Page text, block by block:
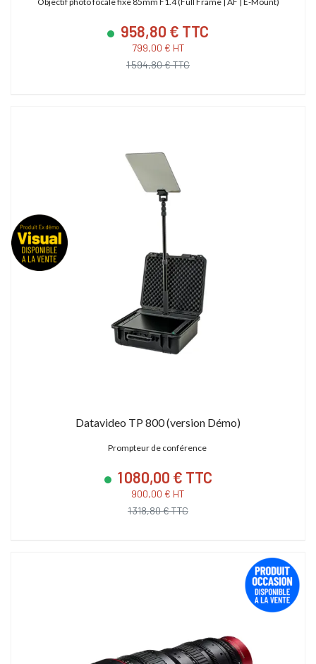
958,80 € TTC
799,00 € HT
1 594,80 € TTC
Datavideo TP 800 (version Démo)
Prompteur de conférence
1 080,00 € TTC
900,00 € HT
1 318,80 € TTC